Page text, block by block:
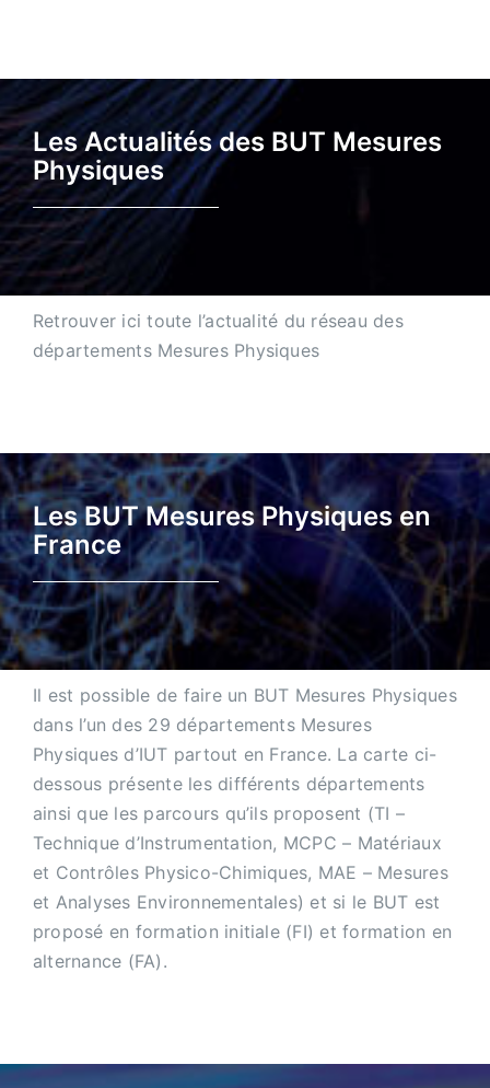
Les Actualités des BUT Mesures
Physiques
Retrouver ici toute l’actualité du réseau des
départements Mesures Physiques
Les BUT Mesures Physiques en
France
Il est possible de faire un BUT Mesures Physiques
dans l’un des 29 départements Mesures
Physiques d’IUT partout en France. La carte ci-
dessous présente les différents départements
ainsi que les parcours qu’ils proposent (TI –
Technique d’Instrumentation, MCPC – Matériaux
et Contrôles Physico-Chimiques, MAE – Mesures
et Analyses Environnementales) et si le BUT est
proposé en formation initiale (FI) et formation en
alternance (FA).